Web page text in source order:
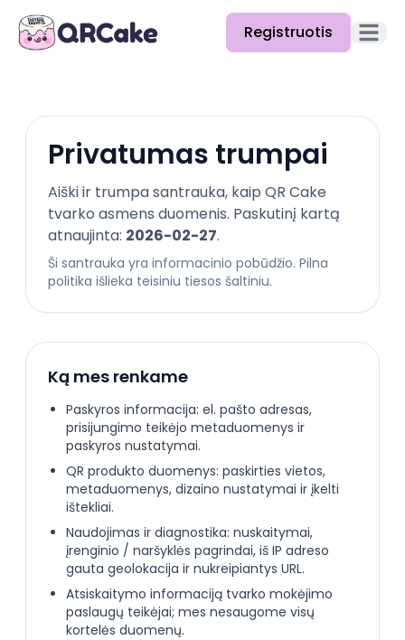
Registruotis
Kainos
Tinklaraštis
Dokumentacija
Pagalba
API
Privatumas trumpai
Aiški ir trumpa santrauka, kaip QR Cake
tvarko asmens duomenis. Paskutinį kartą
atnaujinta: 2026-02-27.
Ši santrauka yra informacinio pobūdžio. Pilna
politika išlieka teisiniu tiesos šaltiniu.
Ką mes renkame
Paskyros informacija: el. pašto adresas,
prisijungimo teikėjo metaduomenys ir
paskyros nustatymai.
QR produkto duomenys: paskirties vietos,
metaduomenys, dizaino nustatymai ir įkelti
ištekliai.
Naudojimas ir diagnostika: nuskaitymai,
įrenginio / naršyklės pagrindai, iš IP adreso
gauta geolokacija ir nukreipiantys URL.
Atsiskaitymo informaciją tvarko mokėjimo
paslaugų teikėjai; mes nesaugome visų
kortelės duomenų.